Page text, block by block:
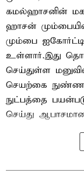
கமல்ஹாசனின்
ஹாசன்
மும்பை
உள்ளார்.இது
செய்துள்ள மனுவில்
செயற்கை
நுட்பத்தை
செய்து